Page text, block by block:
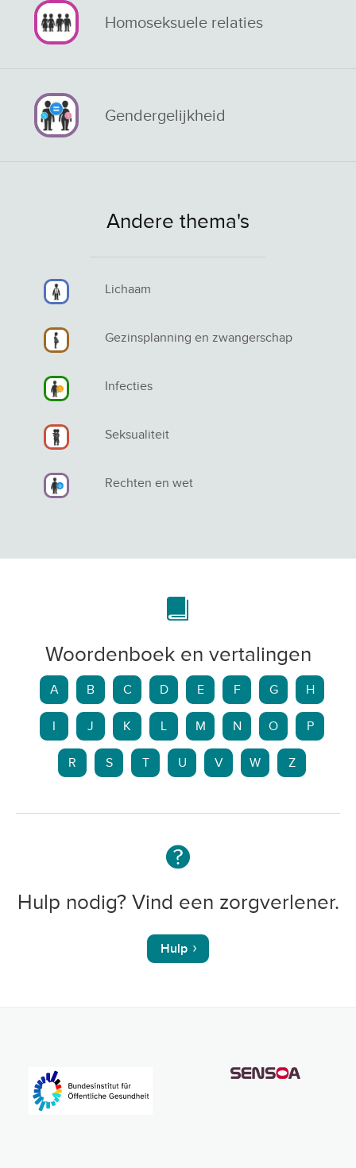
Homoseksuele relaties
Gendergelijkheid
Andere thema's
Lichaam
Gezinsplanning en zwangerschap
Infecties
Seksualiteit
Rechten en wet
Woordenboek en vertalingen
A B C D E F G H
I J K L M N O P
R S T U V W Z
Hulp nodig? Vind een zorgverlener.
Hulp